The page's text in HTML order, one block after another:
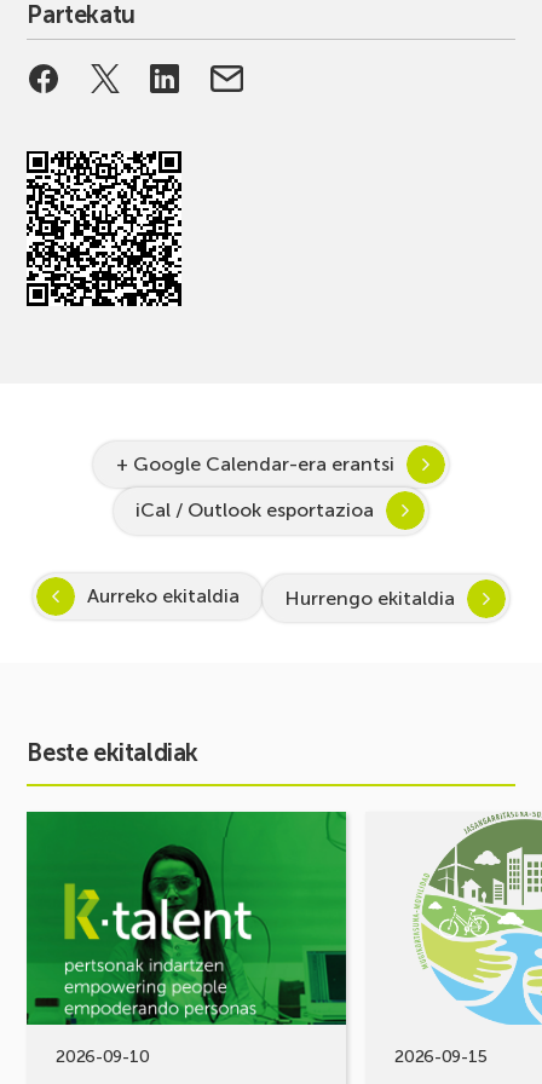
Partekatu
+ Google Calendar-era erantsi
iCal / Outlook esportazioa
Aurreko ekitaldia Hurrengo ekitaldia
Beste ekitaldiak
2026-09-10
STEAM
Zientzia
eta
teknologiarako
bokazioa
2026-09-15
MUGIKORTASUN
FOROA
Partekatu
erronkak,
irtenbideak!